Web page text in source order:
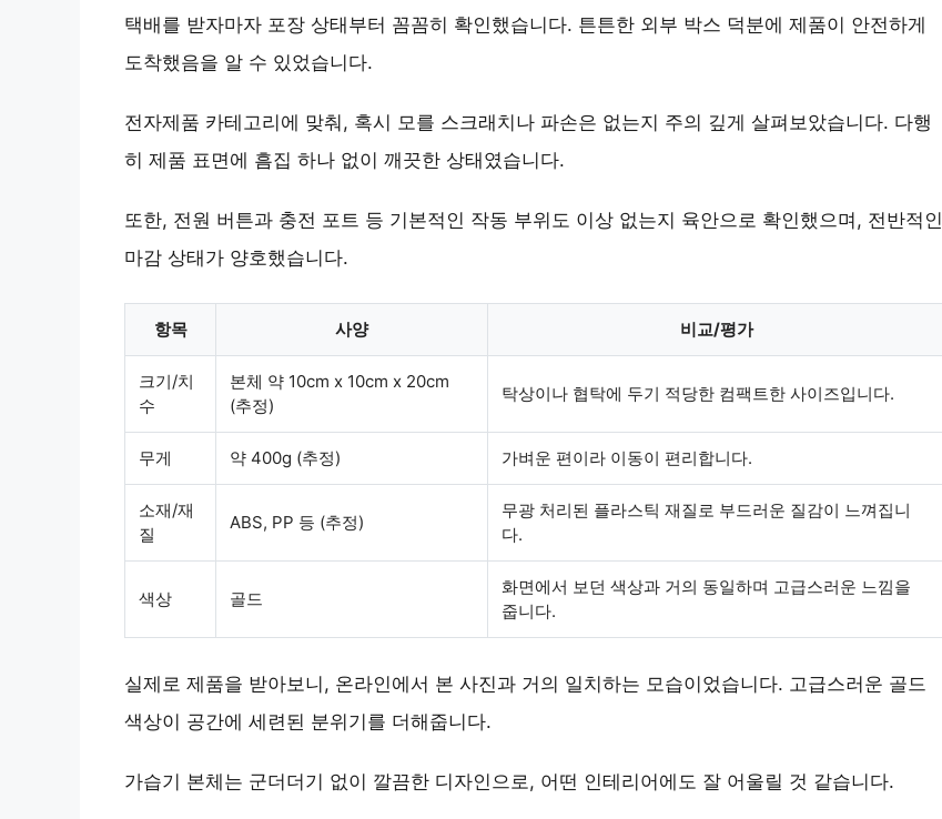
택배를 받자마자 포장 상태부터 꼼꼼히 확인했습니다. 튼튼한 외부 박스 덕분에 제품이 안전하게
도착했음을 알 수 있었습니다.
전자제품 카테고리에 맞춰, 혹시 모를 스크래치나 파손은 없는지 주의 깊게 살펴보았습니다. 다행
히 제품 표면에 흠집 하나 없이 깨끗한 상태였습니다.
또한, 전원 버튼과 충전 포트 등 기본적인 작동 부위도 이상 없는지 육안으로 확인했으며, 전반적인
마감 상태가 양호했습니다.
항목 사양 비교/평가
크기/치
수
본체 약 10cm x 10cm x 20cm
(추정)
탁상이나 협탁에 두기 적당한 컴팩트한 사이즈입니다.
무게 약 400g (추정) 가벼운 편이라 이동이 편리합니다.
소재/재
질
ABS, PP 등 (추정)
무광 처리된 플라스틱 재질로 부드러운 질감이 느껴집니
다.
색상 골드
화면에서 보던 색상과 거의 동일하며 고급스러운 느낌을
줍니다.
실제로 제품을 받아보니, 온라인에서 본 사진과 거의 일치하는 모습이었습니다. 고급스러운 골드
색상이 공간에 세련된 분위기를 더해줍니다.
가습기 본체는 군더더기 없이 깔끔한 디자인으로, 어떤 인테리어에도 잘 어울릴 것 같습니다.